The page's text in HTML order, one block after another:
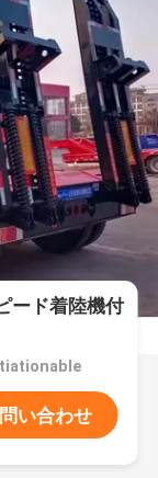
ード着陸機付
い合わせ